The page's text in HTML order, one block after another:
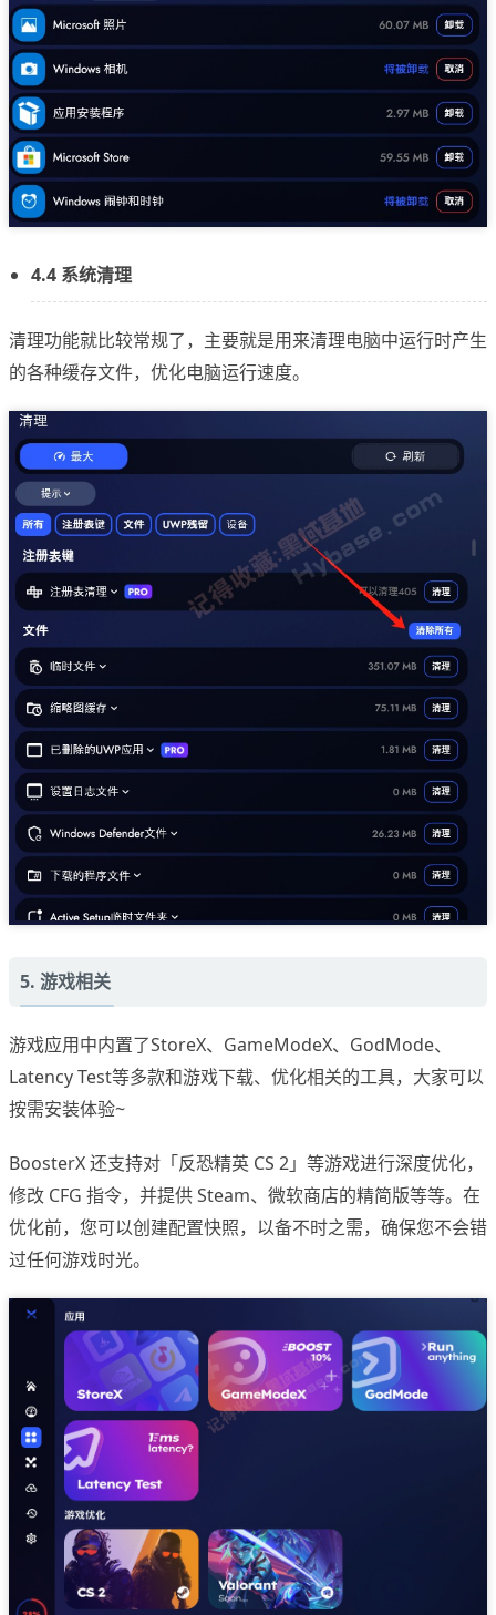
4.4 系统清理
清理功能就比较常规了，主要就是用来清理电脑中运行时产生
的各种缓存文件，优化电脑运行速度。
5. 游戏相关
游戏应用中内置了StoreX、GameModeX、GodMode、
Latency Test等多款和游戏下载、优化相关的工具，大家可以
按需安装体验~
BoosterX 还支持对「反恐精英 CS 2」等游戏进行深度优化，
修改 CFG 指令，并提供 Steam、微软商店的精简版等等。在
优化前，您可以创建配置快照，以备不时之需，确保您不会错
过任何游戏时光。